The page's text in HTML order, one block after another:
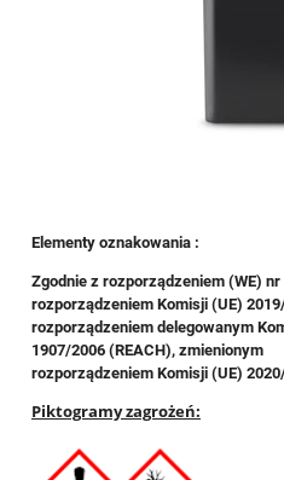
Elementy oznakowania :
Zgodnie z rozporządzeniem (WE)
rozporządzeniem Komisji (UE)
rozporządzeniem delegowanym
1907/2006 (REACH), zmienionym
rozporządzeniem Komisji (UE)
Piktogramy zagrożeń: